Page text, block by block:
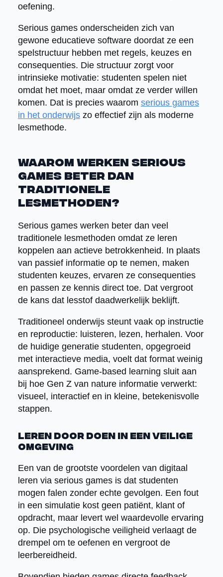
oefening.
Serious games onderscheiden zich van
gewone educatieve software doordat ze een
spelstructuur hebben met regels, keuzes en
consequenties. Die structuur zorgt voor
intrinsieke motivatie: studenten spelen niet
omdat het moet, maar omdat ze verder willen
komen. Dat is precies waarom serious games
in het onderwijszo effectief zijn als moderne
lesmethode.
Waarom werken serious
games beter dan
traditionele
lesmethoden?
Serious games werken beter dan veel
traditionele lesmethoden omdat ze leren
koppelen aan actieve betrokkenheid. In plaats
van passief informatie op te nemen, maken
studenten keuzes, ervaren ze consequenties
en passen ze kennis direct toe. Dat vergroot
de kans dat lesstof daadwerkelijk beklijft.
Traditioneel onderwijs steunt vaak op instructie
en reproductie: luisteren, lezen, herhalen. Voor
de huidige generatie studenten, opgegroeid
met interactieve media, voelt dat format weinig
aansprekend. Game-based learning sluit aan
bij hoe Gen Z van nature informatie verwerkt:
visueel, interactief en in kleine, betekenisvolle
stappen.
Leren door doen in een veilige
omgeving
Een van de grootste voordelen van digitaal
leren via serious games is dat studenten
mogen falen zonder echte gevolgen. Een fout
in een simulatie kost geen patiënt, klant of
opdracht, maar levert wel waardevolle ervaring
op. Die psychologische veiligheid verlaagt de
drempel om te oefenen en vergroot de
leerbereidheid.